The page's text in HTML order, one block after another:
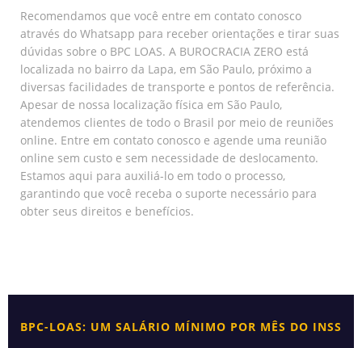
Recomendamos que você entre em contato conosco
através do Whatsapp para receber orientações e tirar suas
dúvidas sobre o BPC LOAS. A BUROCRACIA ZERO está
localizada no bairro da Lapa, em São Paulo, próximo a
diversas facilidades de transporte e pontos de referência.
Apesar de nossa localização física em São Paulo,
atendemos clientes de todo o Brasil por meio de reuniões
online. Entre em contato conosco e agende uma reunião
online sem custo e sem necessidade de deslocamento.
Estamos aqui para auxiliá-lo em todo o processo,
garantindo que você receba o suporte necessário para
obter seus direitos e benefícios.
BPC-LOAS: UM SALÁRIO MÍNIMO POR MÊS DO INSS